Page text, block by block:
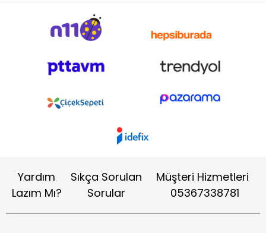
Yardım
Lazım Mı?
Sıkça Sorulan
Sorular
Müşteri Hizmetleri
05367338781